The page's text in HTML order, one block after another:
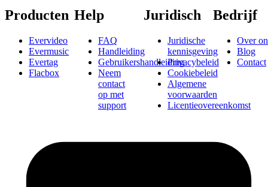
Producten
Evervideo
Evermusic
Evertag
Flacbox
Help
FAQ
Handleiding
Gebruikershandleiding
Neem
contact
op met
support
Juridisch
Juridische
kennisgeving
Privacybeleid
Cookiebeleid
Algemene
voorwaarden
Licentieovereenkomst
Bedrijf
Over
Blog
Contact